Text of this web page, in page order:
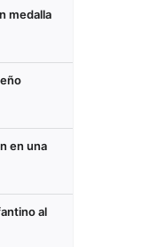
medalla
en una
al